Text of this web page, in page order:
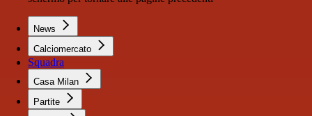
News
Calciomercato
Squadra
Casa Milan
Partite